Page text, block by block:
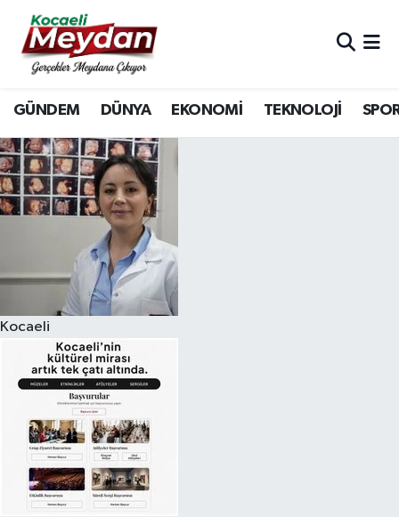
GÜNDEM DÜNYA EKONOMİ TEKNOLOJİ
Kocaeli
Nöbetçi Eczaneler
Hava Durumu
Trafik Durumu
Süper Lig Puan Durumu ve Fikstür
Tüm Manşetler
Son Dakika Haberleri
Haber Arşivi